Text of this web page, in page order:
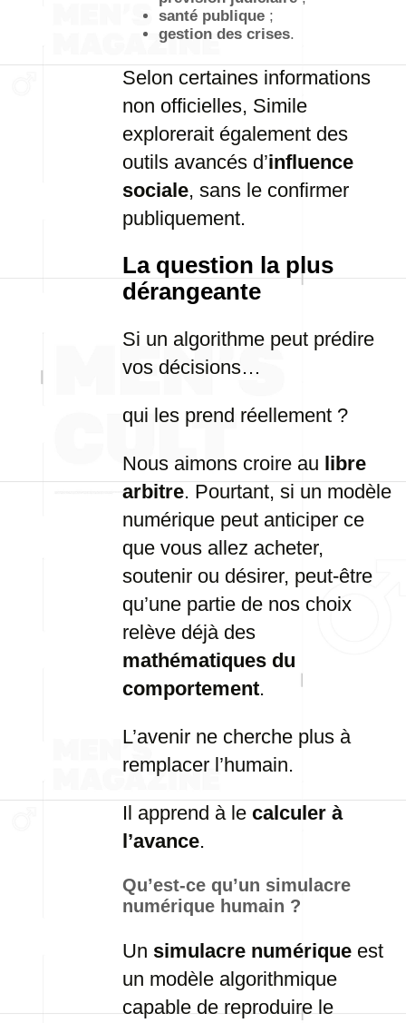
santé publique ;
gestion des crises.
Selon certaines informations
non officielles, Simile
explorerait également des
outils avancés d’influence
sociale, sans le confirmer
publiquement.
La question la plus
dérangeante
Si un algorithme peut prédire
vos décisions…
qui les prend réellement ?
Nous aimons croire au libre
arbitre. Pourtant, si un modèle
numérique peut anticiper ce
que vous allez acheter,
soutenir ou désirer, peut-être
qu’une partie de nos choix
relève déjà des
mathématiques du
comportement.
L’avenir ne cherche plus à
remplacer l’humain.
Il apprend à le calculer à
l’avance.
Qu’est-ce qu’un simulacre
numérique humain ?
Un simulacre numérique est
un modèle algorithmique
capable de reproduire le